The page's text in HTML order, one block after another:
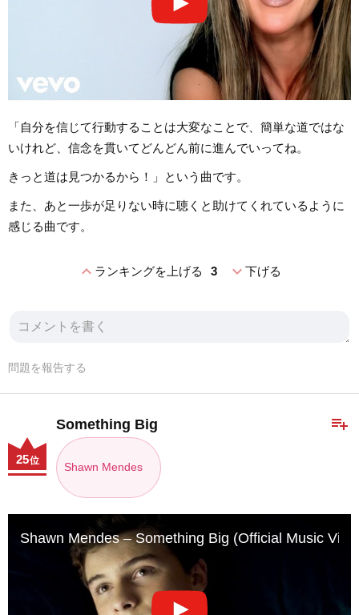
「自分を信じて行動することは大変なことで、簡単な道ではな
いけれど、信念を貫いてどんどん前に進んでいってね。
きっと道は見つかるから！」という曲です。
また、あと一歩が足りない時に聴くと助けてくれているように
感じる曲です。
expand_lessランキングを上げる 3 expand_more下げる
問題を報告する
playlist_add
Something Big
Shawn Mendes
25位
Shawn Mendes – Something Big (Official Music